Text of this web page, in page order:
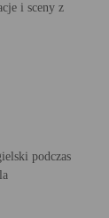
i sceny z
podczas